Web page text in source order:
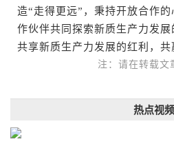
造“走得更远”，秉持开放合作
作伙伴共同探索新质生产力发
共享新质生产力发展的红利，
注：请在转载
热点视频